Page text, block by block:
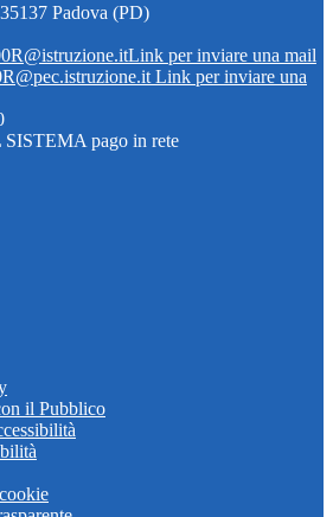
Padova (PD)
Link per inviare una mail
Link per inviare una
pago in rete
il Pubblico